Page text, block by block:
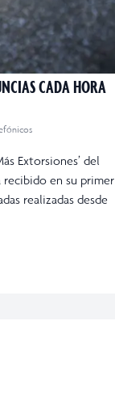
CADA HORA
Extorsiones’ del
recibido en su primer
realizadas desde